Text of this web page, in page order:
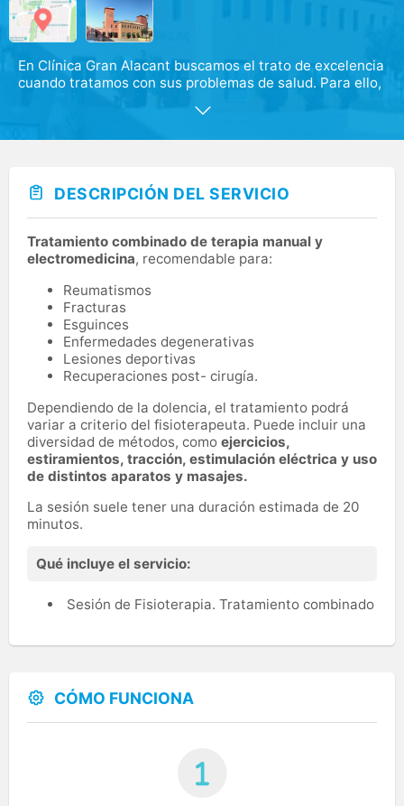
En Clínica Gran Alacant buscamos el trato de excelencia
cuando tratamos con sus problemas de salud. Para ello,
el servicio de Medicina General cuenta con expertos
profesionales que evaluarán su situación desde una
DESCRIPCIÓN DEL SERVICIO
Tratamiento combinado de terapia manual y
electromedicina, recomendable para:
Reumatismos
Fracturas
Esguinces
Enfermedades degenerativas
Lesiones deportivas
Recuperaciones post- cirugía.
Dependiendo de la dolencia, el tratamiento podrá
variar a criterio del fisioterapeuta. Puede incluir una
diversidad de métodos, como ejercicios,
estiramientos, tracción, estimulación eléctrica y uso
de distintos aparatos y masajes.
La sesión suele tener una duración estimada de 20
minutos.
Qué incluye el servicio:
Sesión de Fisioterapia. Tratamiento combinado
CÓMO FUNCIONA